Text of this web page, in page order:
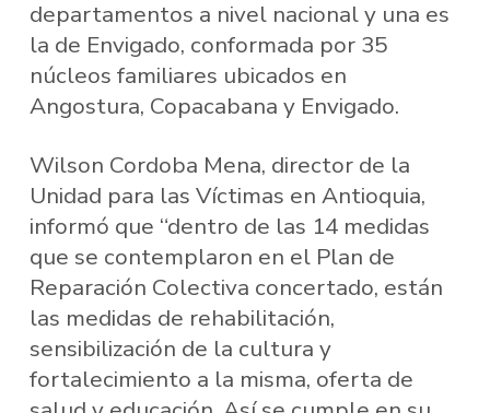
departamentos a nivel nacional y una es
la de Envigado, conformada por 35
núcleos familiares ubicados en
Angostura, Copacabana y Envigado.
Wilson Cordoba Mena, director de la
Unidad para las Víctimas en Antioquia,
informó que “dentro de las 14 medidas
que se contemplaron en el Plan de
Reparación Colectiva concertado, están
las medidas de rehabilitación,
sensibilización de la cultura y
fortalecimiento a la misma, oferta de